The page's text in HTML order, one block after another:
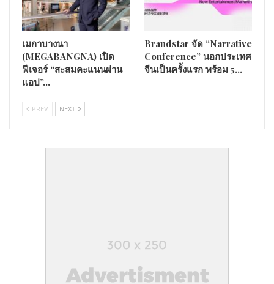
เนื้อคุณภาพดีเยี่ยม คงความชุ่มฉ่ำ ไม่แพ้เนื้อวัวเกรด A ที่นำเข้ามา
จากต่างประเทศ”
ขณะเดียวกัน ผู้บริหาร บริษัท ซูพีเรีย ควอลิตี้ ฟู๊ด จำกัด ยังกล่าว
ด้วยว่า วัวทุกตัวอยู่ภายในฟาร์มของบริษัท ได้รับการรับรอง และ
ขึ้นทะเบียนจากปศุสัตว์ประจำจังหวัด ทั้งในภาคอีสาน และ ภาคใต้
ของทางบริษัท ยังเรียกได้ว่า เป็นการช่วยสร้างอาชีพให้กับ
เมกาบางนา
(MEGABANGNA) เปิด
ฟีเจอร์ “สะสมคะแนนผ่าน
แอป”…
Brandstar จัด “Narrative
Conference” นอกประเทศ
จีนเป็นครั้งแรก พร้อม 5…
PREV NEXT